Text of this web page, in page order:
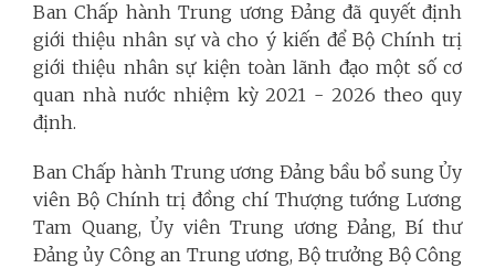
Ban Chấp hành Trung ương Đảng đã quyết định
giới thiệu nhân sự và cho ý kiến để Bộ Chính trị
giới thiệu nhân sự kiện toàn lãnh đạo một số cơ
quan nhà nước nhiệm kỳ 2021 - 2026 theo quy
định.
Ban Chấp hành Trung ương Đảng bầu bổ sung Ủy
viên Bộ Chính trị đồng chí Thượng tướng Lương
Tam Quang, Ủy viên Trung ương Đảng, Bí thư
Đảng ủy Công an Trung ương, Bộ trưởng Bộ Công